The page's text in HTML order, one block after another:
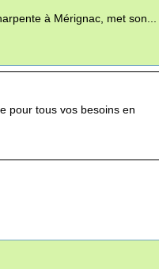
à Mérignac, met son...
pour tous vos besoins en